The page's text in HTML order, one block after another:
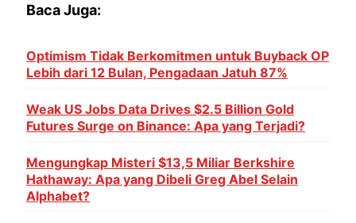
Baca Juga:
Optimism Tidak Berkomitmen untuk Buyback OP
Lebih dari 12 Bulan, Pengadaan Jatuh 87%
Weak US Jobs Data Drives $2.5 Billion Gold
Futures Surge on Binance: Apa yang Terjadi?
Mengungkap Misteri $13,5 Miliar Berkshire
Hathaway: Apa yang Dibeli Greg Abel Selain
Alphabet?